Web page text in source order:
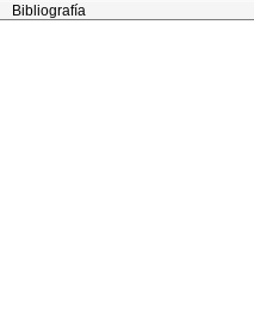
Bibliografía